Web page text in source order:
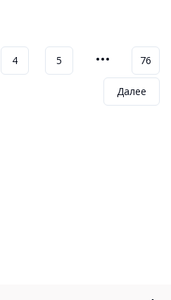
4 5 76
Далее